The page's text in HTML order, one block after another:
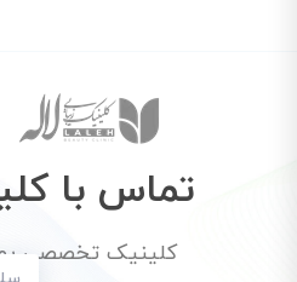
تماس با
کلینیک تخصصی